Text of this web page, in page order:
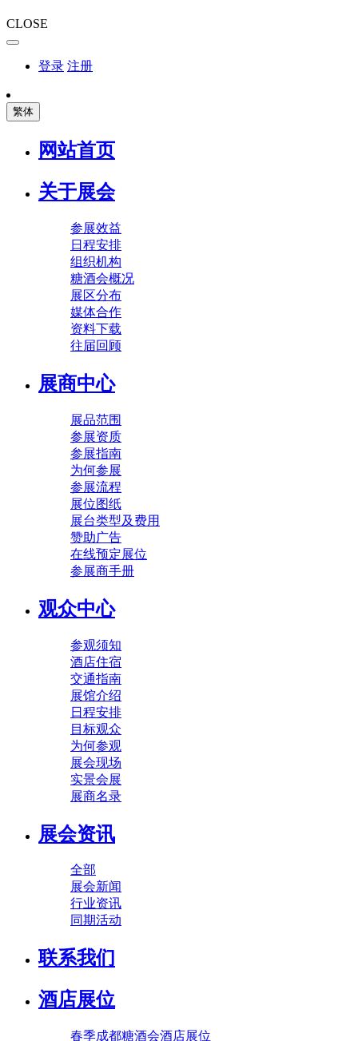
CLOSE
登录 注册
繁体
网站首页
关于展会
参展效益
日程安排
组织机构
糖酒会概况
展区分布
媒体合作
资料下载
往届回顾
展商中心
展品范围
参展资质
参展指南
为何参展
参展流程
展位图纸
展台类型及费用
赞助广告
在线预定展位
参展商手册
观众中心
参观须知
酒店住宿
交通指南
展馆介绍
日程安排
目标观众
为何参观
展会现场
实景会展
展商名录
展会资讯
全部
展会新闻
行业资讯
同期活动
联系我们
酒店展位
春季成都糖酒会酒店展位